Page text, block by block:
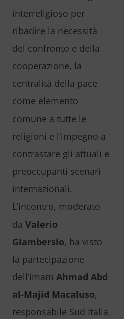
interreligioso per
ribadire la necessità
del confronto e della
cooperazione, la
centralità della pace
come elemento
comune a tutte le
religioni e l’impegno a
contrastare gli attuali e
preoccupanti scenari
internazionali.
L’incontro, moderato
da Valerio
Giambersio, ha visto
la partecipazione
dell’imam Ahmad Abd
al-Majid Macaluso,
responsabile Sud Italia